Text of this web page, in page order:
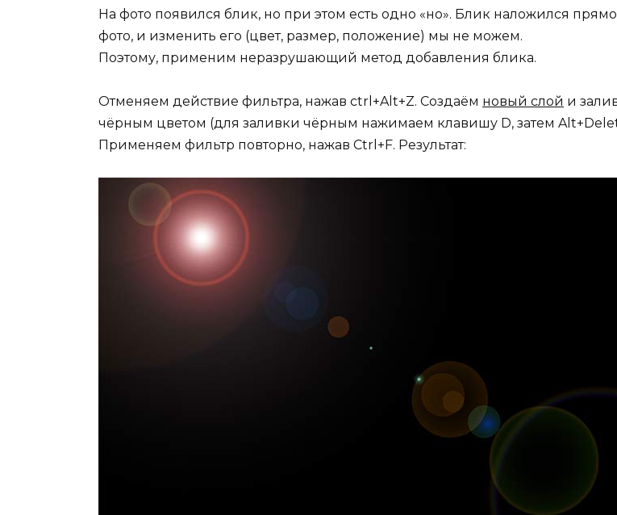
На фото появился блик, но при этом есть одно «но». Блик наложился
фото, и изменить его (цвет, размер, положение) мы не можем.
Поэтому, применим неразрушающий метод добавления блика.
Отменяем действие фильтра, нажав ctrl+Alt+Z. Создаём новый слой и
чёрным цветом (для заливки чёрным нажимаем клавишу D, затем
Применяем фильтр повторно, нажав Ctrl+F. Результат: